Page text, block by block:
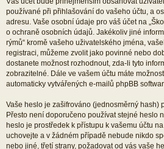
používané při přihlašování do vašeho účtu, a
adresu. Vaše osobní údaje pro váš účet na
o ochraně osobních údajů. Jakékoliv jiné
rýmů“ kromě vašeho uživatelského jména,
registraci, můžeme zvolit jako povinné nebo
dostanete možnost rozhodnout, zda-li tyto
zobrazitelné. Dále ve vašem účtu máte
automaticky vytvářených e-mailů phpBB
Vaše heslo je zašifrováno (jednosměrný hash)
Přesto není doporučeno používat stejné heslo
heslo je prostředek k přístupu k vašemu účtu
uchovejte a v žádném případě nebude nikdo
nebo jiné, třetí strany, požadovat od vás vaše